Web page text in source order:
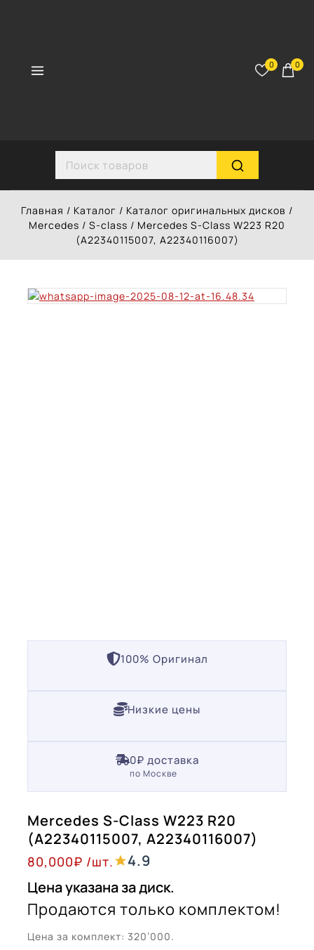
0 0
Главная / Каталог / Каталог оригинальных дисков /
Mercedes / S-class / Mercedes S-Class W223 R20
(A22340115007, A22340116007)
100% Оригинал
Низкие цены
0₽ доставка
по Москве
Mercedes S-Class W223 R20
(A22340115007, A22340116007)
80,000₽ /шт.
4.9
Цена указана за диск.
Продаются только комплектом!
Цена за комплект: 320’000.